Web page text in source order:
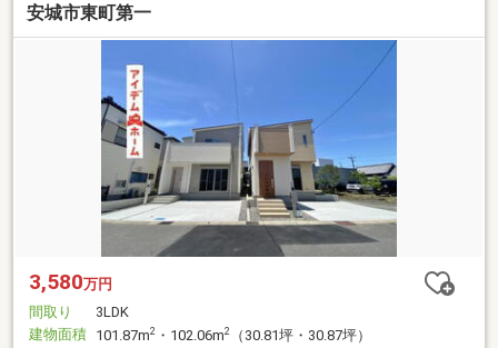
安城市東町第一
3,580万円
間取り
3LDK
建物面積 101.87m2 ・102.06m2
（30.81坪・30.87坪）